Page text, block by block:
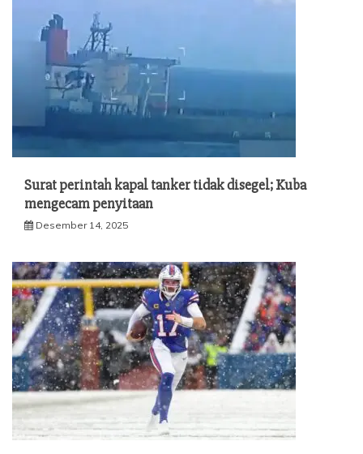
Surat perintah kapal tanker tidak disegel; Kuba
mengecam penyitaan
Desember 14, 2025